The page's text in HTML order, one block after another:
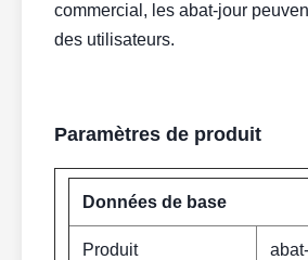
commercial, les abat-jour
des utilisateurs.
Paramètres de produit
Données de base
Produit